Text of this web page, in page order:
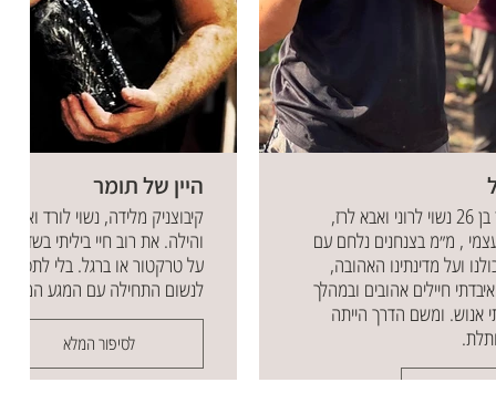
שמי אוריאל שוקרון בן 26 נשוי לרוני ואבא לרז,
עצמי , מ״מ בצנחנים נלחם עם
ועל מדינתינו האהובה,
חיילים אהובים ובמהלך
אנוש. ומשם הדרך הייתה
היין של תומר
קיבוצניק מלידה, נשוי לורד ואבא
והילה. את רוב חיי ביליתי
על טרקטור או ברגל. בלי לתכנן
לנשום התחילה עם המגע
לסיפור המלא